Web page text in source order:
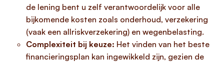
de lening bent u zelf verantwoordelijk voor alle
bijkomende kosten zoals onderhoud, verzekering
(vaak een allriskverzekering) en wegenbelasting.
Complexiteit bij keuze: Het vinden van het beste
financieringsplan kan ingewikkeld zijn, gezien de